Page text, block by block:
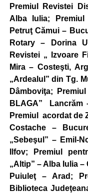
Premiul Revistei
Alba Iulia;
Petruţ Cămui –
Rotary – Dorina
Revistei „ Izvoare
Mira – Costeşti,
„Ardealul” din Tg.
Dâmboviţa;
BLAGA” Lancrăm
Premiul acordat de
Costache –
„Sebeşul” – Emil-
Ilfov; Premiul
„Altip” – Alba Iulia
Puiuleţ – Arad;
Biblioteca